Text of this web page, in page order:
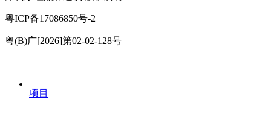
粤ICP备17086850号-2
粤(B)广[2026]第02-02-128号
项目